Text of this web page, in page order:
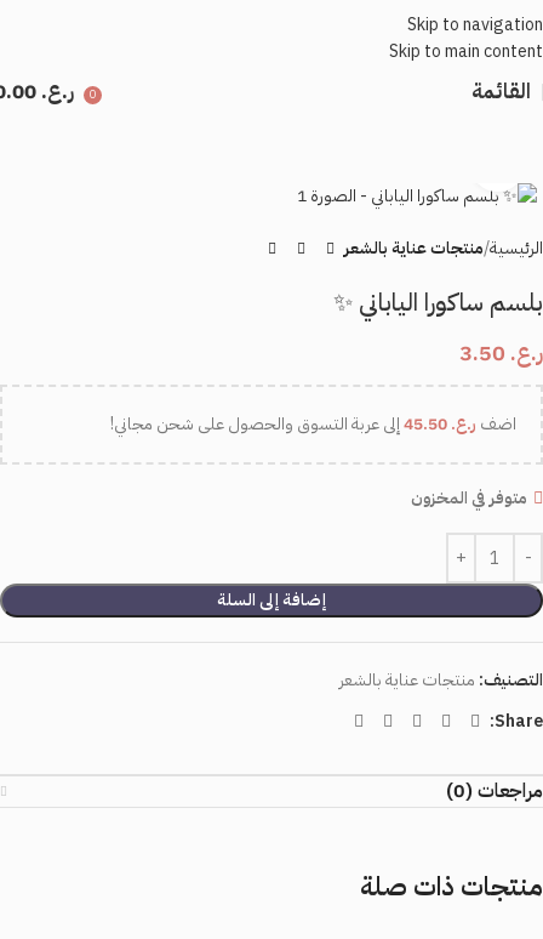
Skip to navigation
Skip to main content
القائمة 0 ر.ع.
الرئيسية منتجات عناية بالشعر
بلسم ساكورا الياباني ✨
ر.ع.
اضف ر.ع. إلى عربة التسوق والحصول على شحن مجاني!
متوفر في المخزون
إضافة إلى السلة
التصنيف: منتجات عناية بالشعر
Share:
مراجعات (0)
منتجات ذات صلة